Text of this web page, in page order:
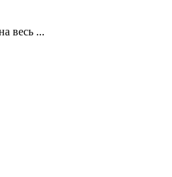
весь ...